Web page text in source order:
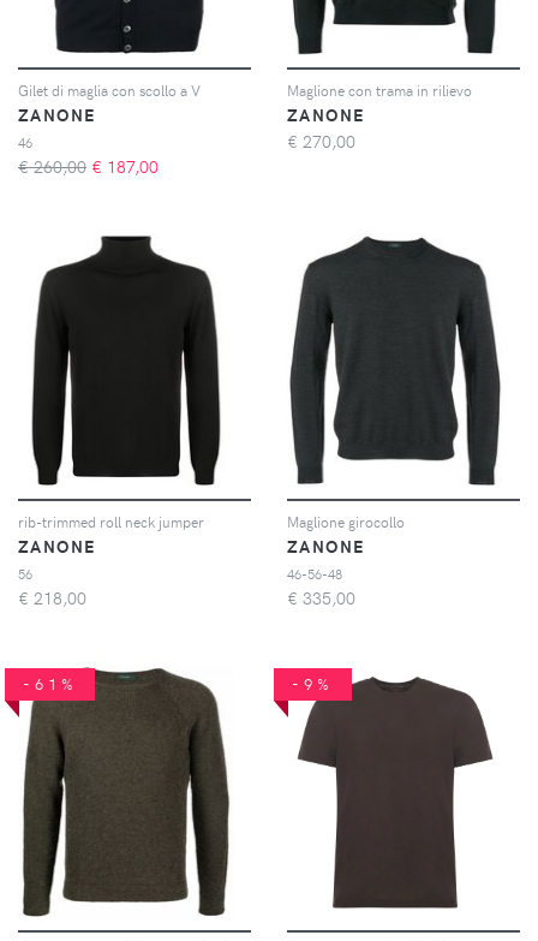
Gilet di maglia con scollo a V
ZANONE
46
€ 260,00 € 187,00
Maglione con trama in rilievo
ZANONE
€ 270,00
rib-trimmed roll neck jumper
ZANONE
56
€ 218,00
Maglione girocollo
ZANONE
46-56-48
€ 335,00
-61% -9%